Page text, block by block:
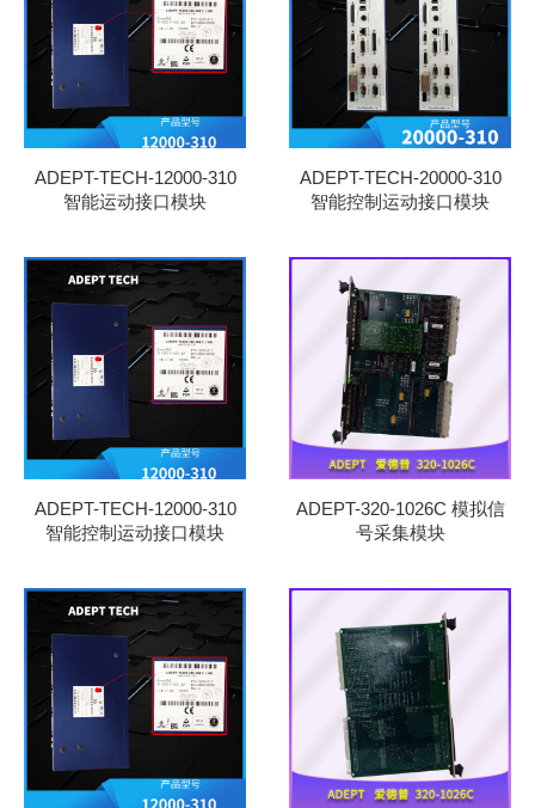
ADEPT-TECH-12000-310
智能运动接口模块
ADEPT-TECH-20000-310
智能控制运动接口模块
ADEPT-TECH-12000-310
智能控制运动接口模块
ADEPT-320-1026C 模拟信
号采集模块